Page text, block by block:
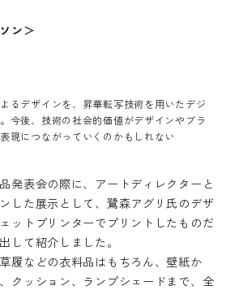
ン＞
るデザインを、昇華転写技術を用いたデジ
今後、技術の社会的価値がデザインやブラ
現につながっていくのかもしれない
発表会の際に、アートディレクターと
した展示として、鷺森アグリ氏のデザ
ットプリンターでプリントしたものだ
して紹介しました。
履などの衣料品はもちろん、壁紙か
クッション、ランプシェードまで、全